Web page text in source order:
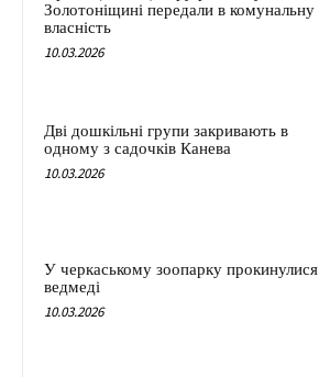
Золотоніщині передали в комунальну
власність
10.03.2026
Дві дошкільні групи закривають в
одному з садочків Канева
10.03.2026
У черкаському зоопарку прокинулися
ведмеді
10.03.2026